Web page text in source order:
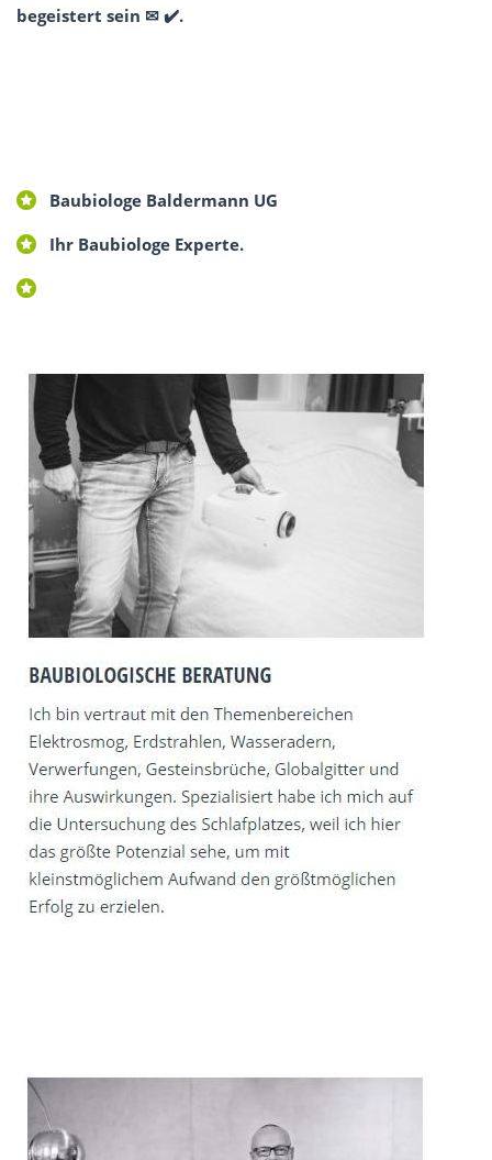
begeistert sein ✉ ✔️.
Baubiologe Baldermann UG
Ihr Baubiologe Experte.